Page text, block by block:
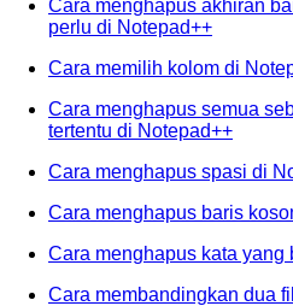
Cara menghapus akhiran
perlu di Notepad++
Cara memilih kolom di
Cara menghapus semua
tertentu di Notepad++
Cara menghapus spasi di
Cara menghapus baris
Cara menghapus kata yang
Cara membandingkan dua